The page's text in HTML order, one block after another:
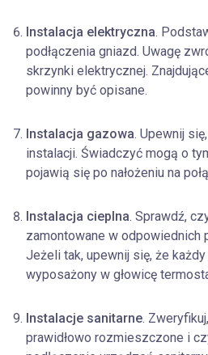
Instalacja elektryczna.
podłączenia gniazd. Uwagę
skrzynki elektrycznej.
powinny być opisane.
Instalacja gazowa. Upewnij
instalacji. Świadczyć mogą o
pojawią się po nałożeniu na
Instalacja cieplna. Sprawdź,
zamontowane w odpowiednich
Jeżeli tak, upewnij się, że
wyposażony w głowicę
Instalacje sanitarne.
prawidłowo rozmieszczone i